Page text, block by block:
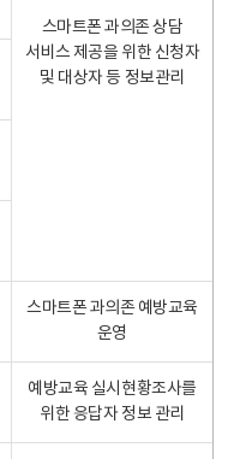
스마트폰 과의존 상담
서비스 제공을 위한 신청자
및 대상자 등 정보관리
스마트폰 과의존 예방교육
운영
예방교육 실시현황조사를
위한 응답자 정보 관리